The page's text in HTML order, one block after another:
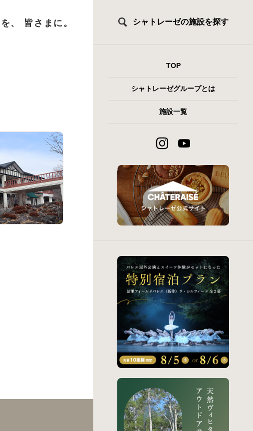
を、 皆さまに。 シャトレーゼの施設を探す
TOP
シャトレーゼグループとは
施設一覧